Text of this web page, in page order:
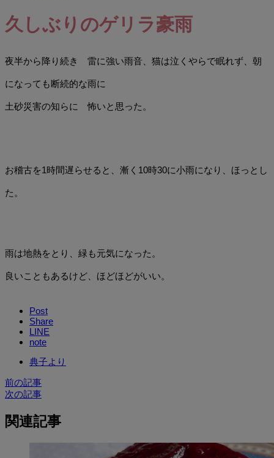
久しぶりのゲリラ豪雨
夜半から降り続き 雷に強い雨音、猫は泣くやらで眠れず、朝
になっても断続的な雨に
土砂災害の知らに 怖いと思った。
お稽古を1時間遅らせると、漸く10時30に小雨になり、ほっとし
た。
雨は地熱をとり、緑も元気になった。
良いこともあるけど、ほどほどがいい。
Post
Share
LINE
note
典子より
前の記事
次の記事
関連記事